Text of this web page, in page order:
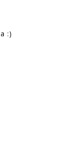
:)